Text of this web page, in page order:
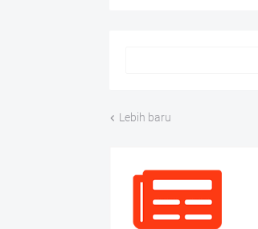
Lebih baru